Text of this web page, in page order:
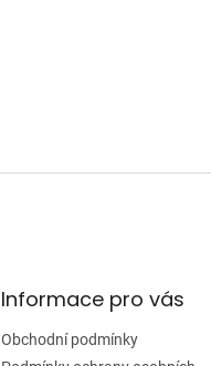
Informace pro vás
Obchodní podmínky